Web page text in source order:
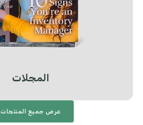
المجلات
عرض جميع المنتجات